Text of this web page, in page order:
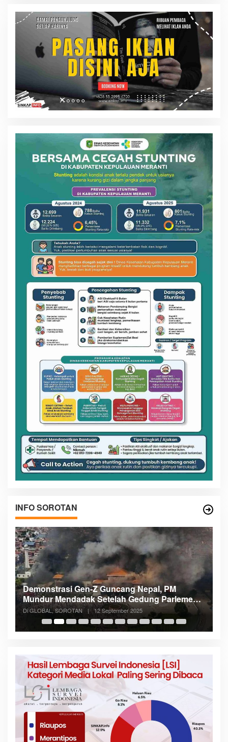
INFO SOROTAN
Menteri Nusron: Patok Batas Tanah Cegah
Konflik dan Dukung Penataan Ruang
Di NASIONAL, SOROTAN | 8 Agustus 2025